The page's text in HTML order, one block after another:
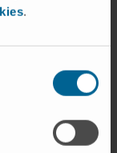
.
sistema
variar